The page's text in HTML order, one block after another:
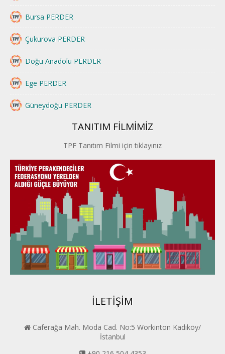
Bursa PERDER
Çukurova PERDER
Doğu Anadolu PERDER
Ege PERDER
Güneydoğu PERDER
İstanbul PERDER
İpek Yolu PERDER
Kayseri PERDER
Karadeniz Perder
Konya PERDER
Van PERDER
BEYPER
TANITIM FİLMİMİZ
TPF Tanıtım Filmi için tıklayınız
İLETİŞİM
Caferağa Mah. Moda Cad. No:5 Workinton Kadıköy/
İstanbul